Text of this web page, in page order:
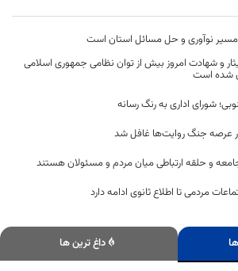
مسیر نوآوری و حل مسائل استان است
و شهادت امروز بیش از توان نظامی جمهوری اسلامی
شده است
شورای اداری به رنگ رسانه
در عرصه جنگ روایت‌ها غافل شد
و حلقه ارتباطی میان مردم و مسئولان هستند
مردمی تا اطلاع ثانوی ادامه دارد
داغ ترین ها